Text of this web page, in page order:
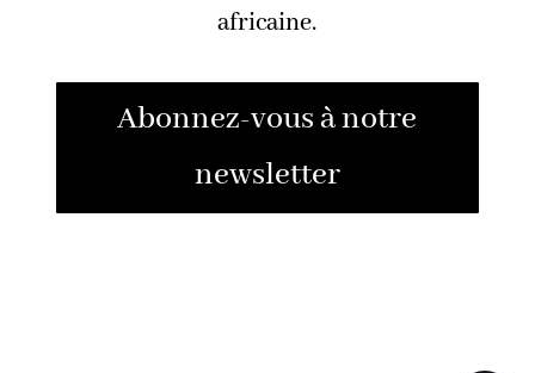
africaine.
Abonnez-vous à notre
newsletter